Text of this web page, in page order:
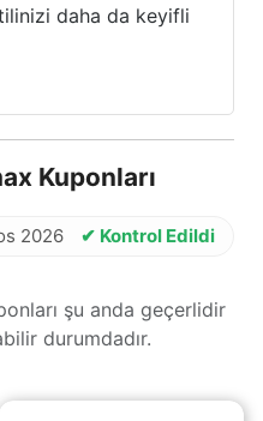
daha da keyifli
Kuponları
2026 ✔ Kontrol Edildi
şu anda geçerlidir
durumdadır.